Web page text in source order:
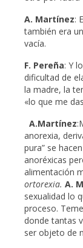
A. Martínez:
también era
vacía.
F. Pereña: Y
dificultad de
la madre, la
«lo que me
A.Martínez
anorexia,
pura” se
anoréxicas
alimentación
ortorexia. A.
sexualidad lo
proceso.
donde tantas
ser objeto de